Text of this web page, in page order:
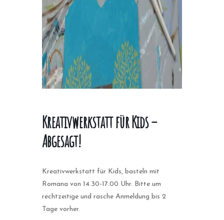
Kreativwerkstatt für Kids –
Abgesagt!
Kreativwerkstatt für Kids, basteln mit
Romana von 14.30-17.00 Uhr. Bitte um
rechtzeitige und rasche Anmeldung bis 2
Tage vorher.